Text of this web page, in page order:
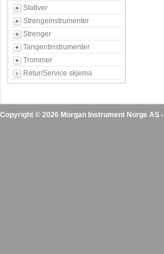
Stativer
Strengeinstrumenter
Strenger
Tangentinstrumenter
Trommer
Retur/Service skjema
Copyright © 2026 Morgan Instrument Norge AS